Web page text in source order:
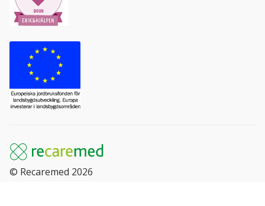
© Recaremed 2026